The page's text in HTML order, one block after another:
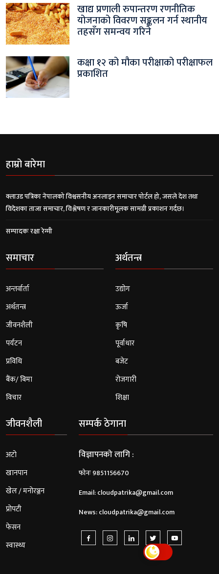
खाद्य प्रणाली रुपान्तरण रणनीतिक
योजनाको विवरण सङ्कलन गर्न स्थानीय
तहसँग समन्वय गरिने
कक्षा १२ को मौका परीक्षाको परीक्षाफल
प्रकाशित
हाम्रो बारेमा
क्लाउड पत्रिका नेपालको विश्वसनीय अनलाइन समाचार पोर्टल हो, जसले देश तथा
विदेशका ताजा समाचार, विश्लेषण र जानकारीमूलक सामग्री प्रकाशन गर्दछ।
सम्पादकः रक्षा रेग्मी
समाचार
अन्तर्वार्ता
अर्थतन्त्र
जीवनशैली
पर्यटन
प्रविधि
बैंक/ बिमा
विचार
अर्थतन्त्र
उद्योग
ऊर्जा
कृषि
पूर्वाधार
बजेट
रोजगारी
शिक्षा
जीवनशैली
अटो
खानपान
खेल / मनोरञ्जन
प्रोपटी
फेसन
स्वास्थ्य
सम्पर्क ठेगाना
विज्ञापनको लागि :
फोनः 9851156670
Email:cloudpatrika@gmail.com
News:cloudpatrika@gmail.com